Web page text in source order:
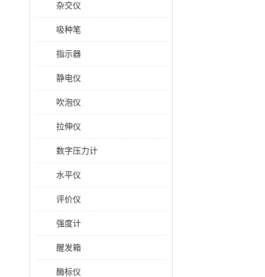
杂交仪
吸种笔
指示器
静电仪
吹泡仪
拉伸仪
数字压力计
水平仪
评价仪
强度计
醒发箱
酶标仪